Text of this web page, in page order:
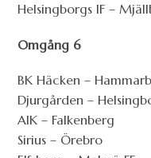
Helsingborgs IF –
Omgång 6
BK Häcken –
Djurgården –
AIK – Falkenberg
Sirius – Örebro